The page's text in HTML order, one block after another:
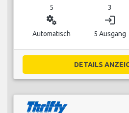
5 3
miscellaneous_services
Automatisch
login
5 Ausgang
DETAILS